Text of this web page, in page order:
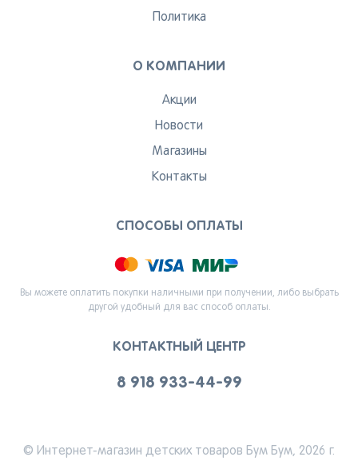
Политика
О КОМПАНИИ
Акции
Новости
Магазины
Контакты
СПОСОБЫ ОПЛАТЫ
Вы можете оплатить покупки наличными при получении, либо выбрать
другой удобный для вас способ оплаты.
КОНТАКТНЫЙ ЦЕНТР
8 918 933-44-99
© Интернет-магазин детских товаров Бум Бум, 2026 г.